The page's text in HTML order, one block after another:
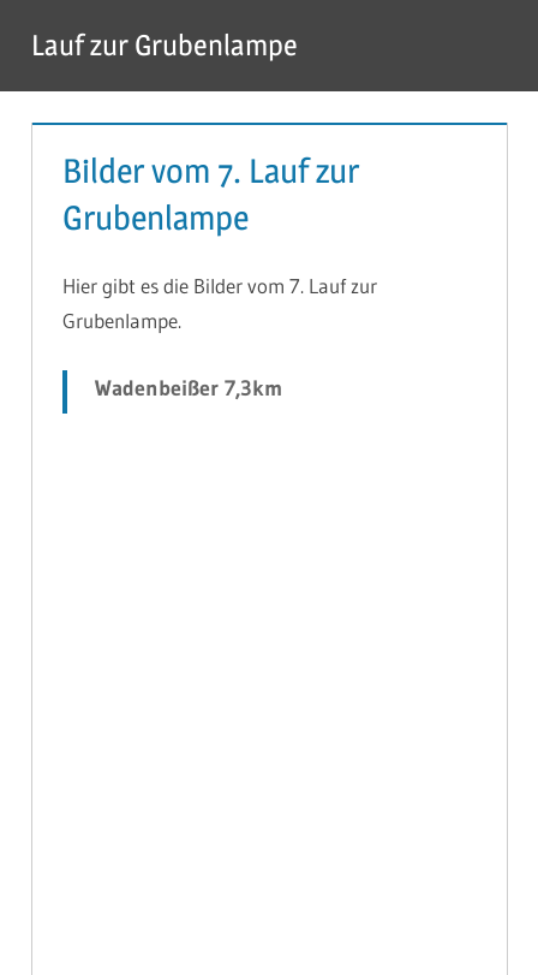
Inhalt
springen
Lauf zur Grubenlampe
Bilder vom 7. Lauf zur
Grubenlampe
Hier gibt es die Bilder vom 7. Lauf zur
Grubenlampe.
Wadenbeißer 7,3km